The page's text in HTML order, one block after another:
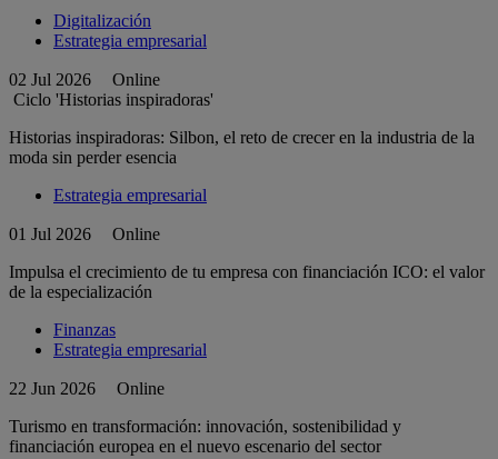
Digitalización
Estrategia empresarial
02 Jul 2026
Online
Ciclo 'Historias inspiradoras'
Historias inspiradoras: Silbon, el reto de crecer en la industria de la
moda sin perder esencia
Estrategia empresarial
01 Jul 2026
Online
Impulsa el crecimiento de tu empresa con financiación ICO: el valor
de la especialización
Finanzas
Estrategia empresarial
22 Jun 2026
Online
Turismo en transformación: innovación, sostenibilidad y
financiación europea en el nuevo escenario del sector